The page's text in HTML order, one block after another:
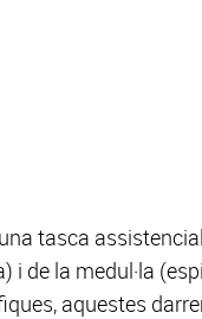
tasca
i de la medul·la
aquestes